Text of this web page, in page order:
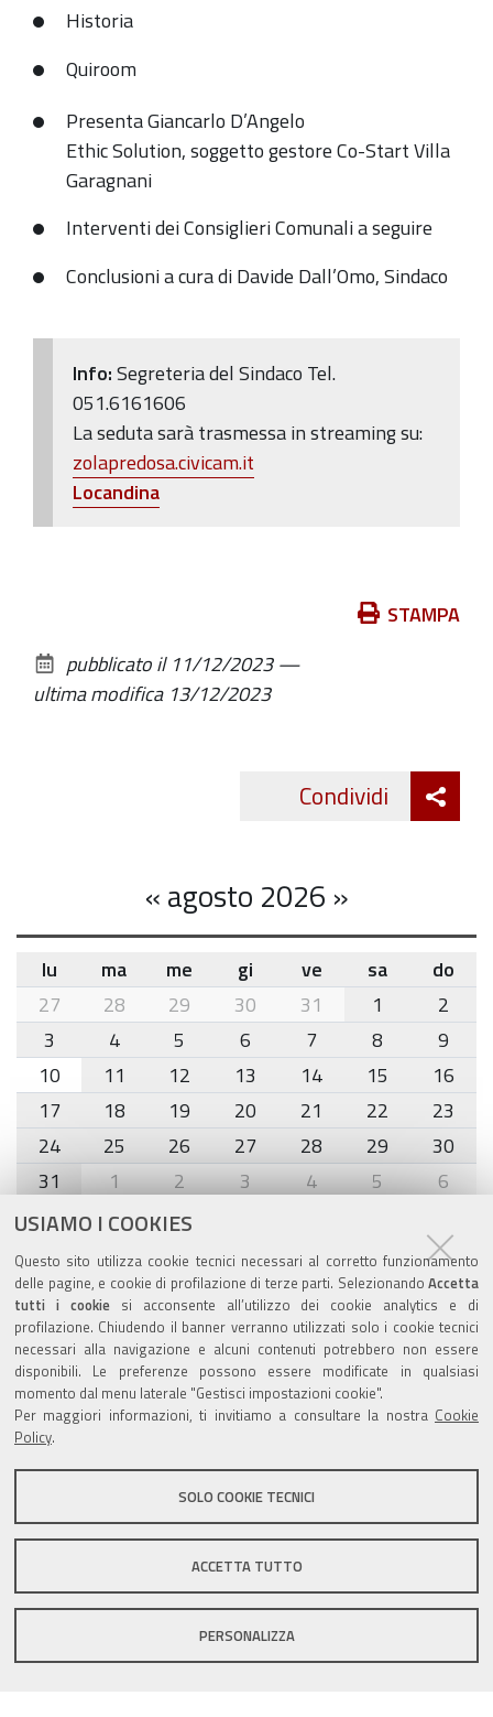
USIAMO I COOKIES
Questo sito utilizza cookie tecnici necessari al corretto funzionamento
delle pagine, e cookie di profilazione di terze parti. Selezionando Accetta
tutti i cookiesi acconsente all’utilizzo dei cookie analytics e di
profilazione. Chiudendo il banner verranno utilizzati solo i cookie tecnici
necessari alla navigazione e alcuni contenuti potrebbero non essere
disponibili. Le preferenze possono essere modificate in qualsiasi
momento dal menu laterale "Gestisci impostazioni cookie".
Per maggiori informazioni, ti invitiamo a consultare la nostra Cookie
Policy.
SOLO COOKIE TECNICI
ACCETTA TUTTO
PERSONALIZZA
Historia
Quiroom
Presenta Giancarlo D’Angelo
Ethic Solution, soggetto gestore Co-Start Villa
Garagnani
Interventi dei Consiglieri Comunali a seguire
Conclusioni a cura di Davide Dall’Omo, Sindaco
Info:Segreteria del Sindaco Tel.
051.6161606
La seduta sarà trasmessa in streamingsu:
zolapredosa.civicam.it
Locandina
documento
STAMPA
pubblicato il 11/12/2023—
ultima modifica 13/12/2023
Condividi
«agosto 2026 »
month-
8
lu ma me gi ve sa
do
27
28 29 30 31 1
2
3
4 5 6 7 8
9
10
11 12 13 14 15
16
17
18 19 20 21 22
23
24
25 26 27 28 29
30
31
1 2 3 4 5 6
Agenda eventi
torna alla sezione
Valuta questo sito
Sito istituzionale Comune di Zola Predosa
DPO|Accessibilità